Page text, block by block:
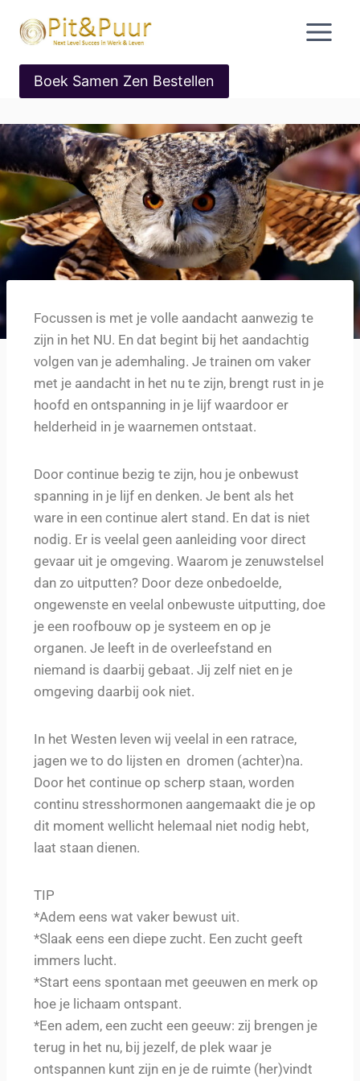
Boek Samen Zen Bestellen
Focussen is met je volle aandacht aanwezig te
zijn in het NU. En dat begint bij het aandachtig
volgen van je ademhaling. Je trainen om vaker
met je aandacht in het nu te zijn, brengt rust in je
hoofd en ontspanning in je lijf waardoor er
helderheid in je waarnemen ontstaat.
Door continue bezig te zijn, hou je onbewust
spanning in je lijf en denken. Je bent als het
ware in een continue alert stand. En dat is niet
nodig. Er is veelal geen aanleiding voor direct
gevaar uit je omgeving. Waarom je zenuwstelsel
dan zo uitputten? Door deze onbedoelde,
ongewenste en veelal onbewuste uitputting, doe
je een roofbouw op je systeem en op je
organen. Je leeft in de overleefstand en
niemand is daarbij gebaat. Jij zelf niet en je
omgeving daarbij ook niet.
In het Westen leven wij veelal in een ratrace,
jagen we to do lijsten en dromen (achter)na.
Door het continue op scherp staan, worden
continu stresshormonen aangemaakt die je op
dit moment wellicht helemaal niet nodig hebt,
laat staan dienen.
TIP
*Adem eens wat vaker bewust uit.
*Slaak eens een diepe zucht. Een zucht geeft
immers lucht.
*Start eens spontaan met geeuwen en merk op
hoe je lichaam ontspant.
*Een adem, een zucht een geeuw: zij brengen je
terug in het nu, bij jezelf, de plek waar je
ontspannen kunt zijn en je de ruimte (her)vindt